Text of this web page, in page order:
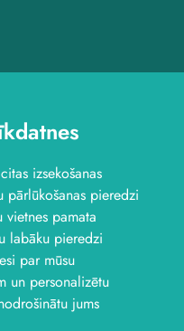
izsekošanas
pieredzi
pamata
labāku pieredzi
par mūsu
un personalizētu
jums